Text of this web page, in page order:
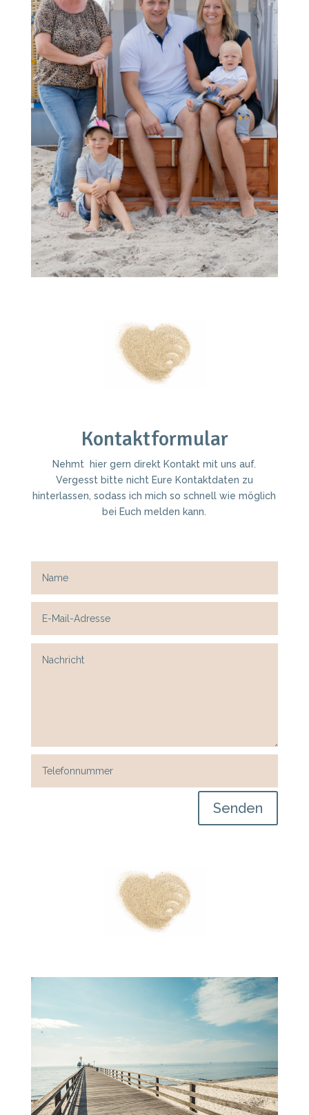
Kontaktformular
Nehmt hier gern direkt Kontakt mit uns auf.
Vergesst bitte nicht Eure Kontaktdaten zu
hinterlassen, sodass ich mich so schnell wie möglich
bei Euch melden kann.
Senden